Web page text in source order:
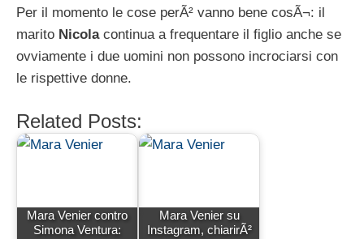
Per il momento le cose perÃ² vanno bene cosÃ¬: il
marito Nicolacontinua a frequentare il figlio anche se
ovviamente i due uomini non possono incrociarsi con
le rispettive donne.
Related Posts:
Mara Venier contro
Simona Ventura:
Mara Venier su
Instagram, chiarirÃ²